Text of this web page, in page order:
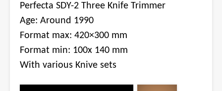
Perfecta SDY-2 Three Knife Trimmer
Age: Around 1990
Format max: 420×300 mm
Format min: 100x 140 mm
With various Knive sets